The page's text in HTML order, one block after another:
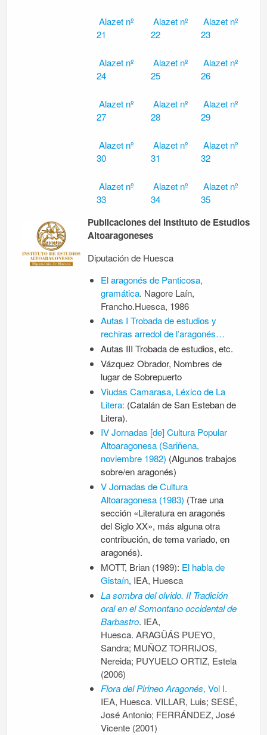
Alazet nº
21
Alazet nº
22
Alazet nº
23
Alazet nº
24
Alazet nº
25
Alazet nº
26
Alazet nº
27
Alazet nº
28
Alazet nº
29
Alazet nº
30
Alazet nº
31
Alazet nº
32
Alazet nº
33
Alazet nº
34
Alazet nº
35
Publicaciones del Instituto de Estudios
Altoaragoneses
Diputación de Huesca
El aragonés de Panticosa,
gramática. Nagore Laín,
Francho.Huesca, 1986
Autas I Trobada de estudios y
rechiras arredol de l’aragonés…
Autas III Trobada de estudios, etc.
Vázquez Obrador, Nombres de
lugar de Sobrepuerto
Viudas Camarasa, Léxico de La
Litera: (Catalán de San Esteban de
Litera).
IV Jornadas [de] Cultura Popular
Altoaragonesa (Sariñena,
noviembre 1982) (Algunos trabajos
sobre/en aragonés)
V Jornadas de Cultura
Altoaragonesa (1983) (Trae una
sección «Literatura en aragonés
del Siglo XX», más alguna otra
contribución, de tema variado, en
aragonés).
MOTT, Brian (1989): El habla de
Gistaín, IEA, Huesca
La sombra del olvido. II Tradición
oral en el Somontano occidental de
Barbastro. IEA,
Huesca. ARAGÜÁS PUEYO,
Sandra; MUÑOZ TORRIJOS,
Nereida; PUYUELO ORTIZ, Estela
(2006)
Flora del Pirineo Aragonés, Vol I.
IEA, Huesca. VILLAR, Luis; SESÉ,
José Antonio; FERRÁNDEZ, José
Vicente (2001)